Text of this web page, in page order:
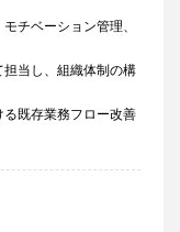
チベーション管理、
担当し、組織体制の構
る既存業務フロー改善